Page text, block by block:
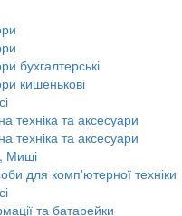
бухгалтерські
кишенькові
техніка та аксесуари
техніка та аксесуари
Миші
для комп'ютерної техніки
та батарейки